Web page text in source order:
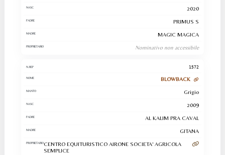
2020
PRIMUS S
MAGIC MAGICA
Nominativo non accessibile
1572
BLOWBACK
Grigio
2009
AL KALIM PRA CAVAL
GITANA
CENTRO EQUITURISTICO AIRONE SOCIETA' AGRICOLA
SEMPLICE